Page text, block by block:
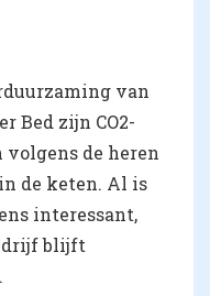
van
Bed zijn CO2-
de heren
de keten. Al is
interessant,
blijft